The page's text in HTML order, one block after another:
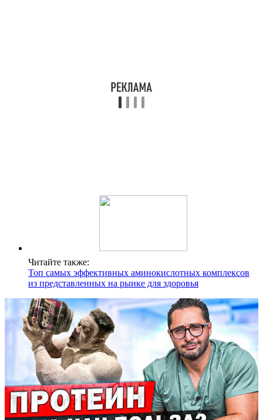
Читайте также:
Топ самых эффективных аминокислотных комплексов
из представленных на рынке для здоровья